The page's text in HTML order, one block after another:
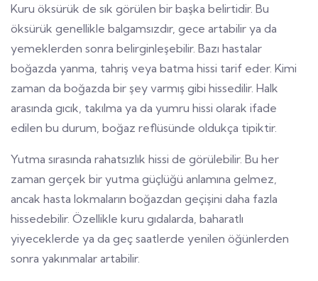
Kuru öksürük de sık görülen bir başka belirtidir. Bu
öksürük genellikle balgamsızdır, gece artabilir ya da
yemeklerden sonra belirginleşebilir. Bazı hastalar
boğazda yanma, tahriş veya batma hissi tarif eder. Kimi
zaman da boğazda bir şey varmış gibi hissedilir. Halk
arasında gıcık, takılma ya da yumru hissi olarak ifade
edilen bu durum, boğaz reflüsünde oldukça tipiktir.
Yutma sırasında rahatsızlık hissi de görülebilir. Bu her
zaman gerçek bir yutma güçlüğü anlamına gelmez,
ancak hasta lokmaların boğazdan geçişini daha fazla
hissedebilir. Özellikle kuru gıdalarda, baharatlı
yiyeceklerde ya da geç saatlerde yenilen öğünlerden
sonra yakınmalar artabilir.